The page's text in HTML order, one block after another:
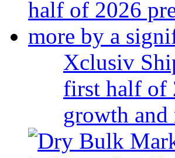
Xclusiv
first half of
growth